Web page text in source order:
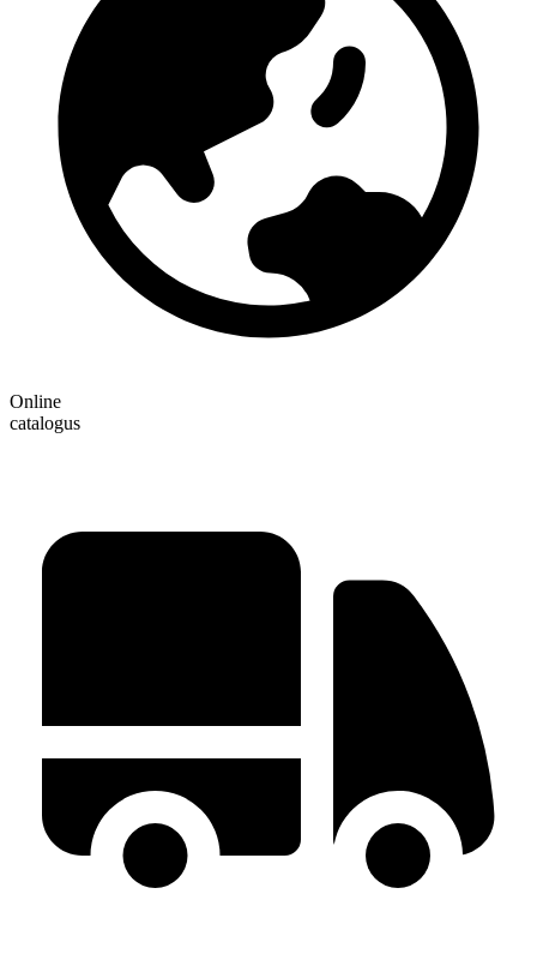
Online
catalogus